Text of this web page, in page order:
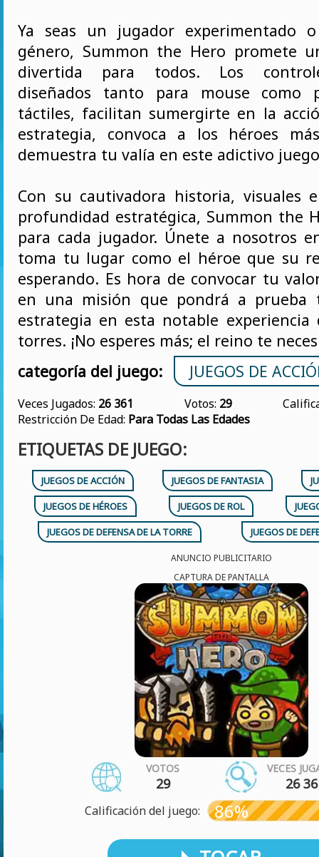
Ya seas un jugador experimentado
género, Summon the Hero promete
divertida para todos. Los
diseñados tanto para mouse como
táctiles, facilitan sumergirte en la
estrategia, convoca a los héroes
demuestra tu valía en este adictivo
Con su cautivadora historia, visuales
profundidad estratégica, Summon the
para cada jugador. Únete a nosotros
toma tu lugar como el héroe que su
esperando. Es hora de convocar tu
en una misión que pondrá a prueba
estrategia en esta notable experiencia
torres. ¡No esperes más; el reino te
categoría del juego:
JUEGOS DE
Veces Jugados: 26 361 Votos: 29
Restricción De Edad: Para Todas Las Edades
ETIQUETAS DE JUEGO:
JUEGOS DE ACCIÓN JUEGOS DE FANTASIA
JUEGOS DE HÉROES
JUEGOS DE ROL
JUEGOS DE DEFENSA DE LA TORRE
JUEGOS DE
ANUNCIO PUBLICITARIO
CAPTURA DE PANTALLA
VOTOS
29
VECES
26
Calificación del juego: 86%